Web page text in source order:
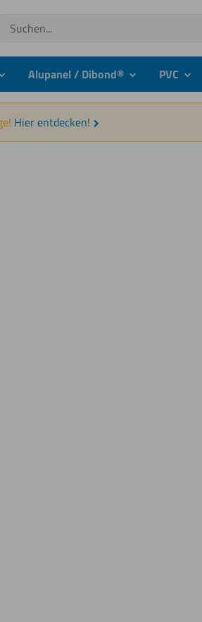
Suchen
submenuAlupanel / Dibond® submenuPVC
Hier entdecken!